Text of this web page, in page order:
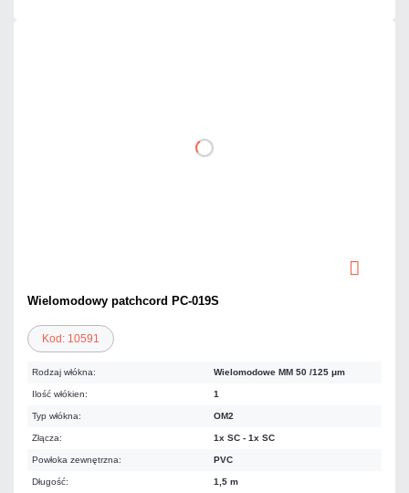
Wielomodowy patchcord PC-019S
Kod: 10591
Rodzaj włókna: Wielomodowe MM 50 /125 μm
Ilość włókien: 1
Typ włókna: OM2
Złącza: 1x SC - 1x SC
Powłoka zewnętrzna: PVC
Długość: 1,5 m